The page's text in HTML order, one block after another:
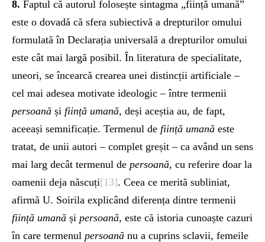
8. Faptul că autorul folosește sintagma „ființă umană”
este o dovadă că sfera subiectivă a drepturilor omului
formulată în Declarația universală a drepturilor omului
este cât mai largă posibil. În literatura de specialitate,
uneori, se încearcă crearea unei distincții artificiale –
cel mai adesea motivate ideologic – între termenii
persoană și ființă umană, deși aceștia au, de fapt,
aceeași semnificație. Termenul de ființă umană este
tratat, de unii autori – complet greșit – ca având un sens
mai larg decât termenul de persoană, cu referire doar la
oamenii deja născuți[13]. Ceea ce merită subliniat,
afirmă U. Soirila explicând diferența dintre termenii
ființă umană și persoană, este că istoria cunoaște cazuri
în care termenul persoană nu a cuprins sclavii, femeile